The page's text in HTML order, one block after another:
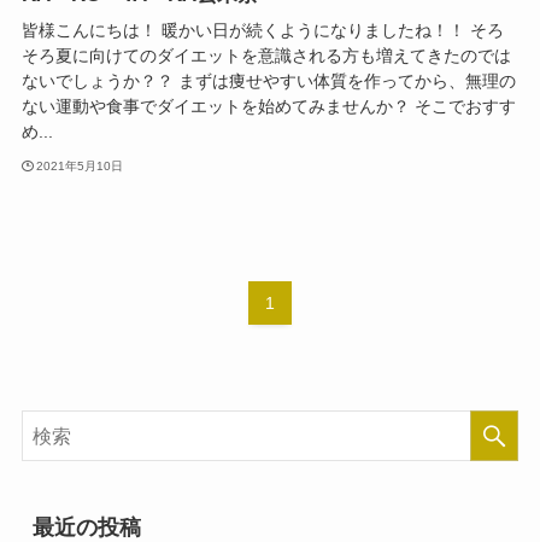
皆様こんにちは！ 暖かい日が続くようになりましたね！！ そろ
そろ夏に向けてのダイエットを意識される方も増えてきたのでは
ないでしょうか？？ まずは痩せやすい体質を作ってから、無理の
ない運動や食事でダイエットを始めてみませんか？ そこでおすす
め...
2021年5月10日
1
最近の投稿